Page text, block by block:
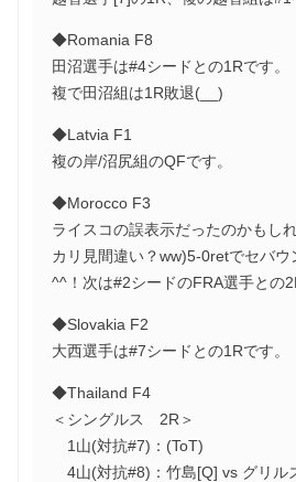
◆Romania F8
田沼選手は#4シードとの1Rです。
複で田沼組は1R敗退(__)
◆Latvia F1
複の岸/沼尻組のQFです。
◆Morocco F3
ライスコの誤表示だったのかもし
カリ見間違い？ww)5-0retでセバウ
^^！次は#2シードのFRA選手との
◆Slovakia F2
大西選手は#7シードとの1Rです。
◆Thailand F4
＜シングルス 2R＞
1山(対抗#7)：(ToT)
4山(対抗#8)：竹島[Q] vs グリル